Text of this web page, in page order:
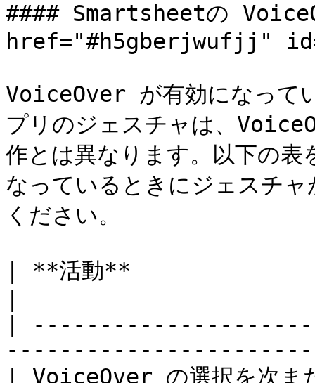
#### Smartsheetの
href="#h5gberjwufjj"
VoiceOver が有効になって
プリのジェスチャは、
作とは異なります。以下の
なっているときにジェスチ
ください。
| **活動**
|
| VoiceOver の選択を次ま